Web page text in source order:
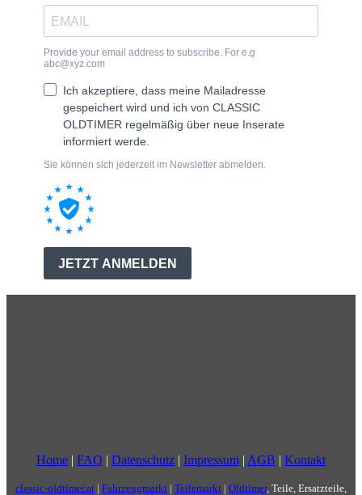
Home | FAQ | Datenschutz | Impressum | AGB | Kontakt
classic-oldtimer.at | Fahrzeugmarkt | Teilemarkt | Oldtimer, Teile, Ersatzteile,